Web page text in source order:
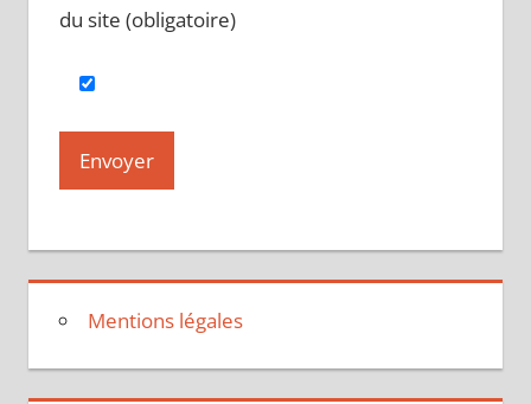
du site (obligatoire)
Mentions légales